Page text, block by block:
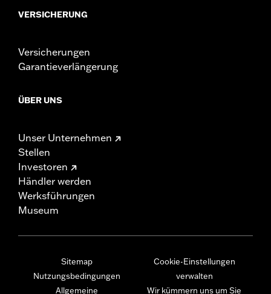
VERSICHERUNG
Versicherungen
Garantieverlängerung
ÜBER UNS
Unser Unternehmen
Stellen
Investoren
Händler werden
Werksführungen
Museum
Sitemap
Nutzungsbedingungen
Allgemeine
Cookie-Einstellungen
verwalten
Wir kümmern uns um Sie